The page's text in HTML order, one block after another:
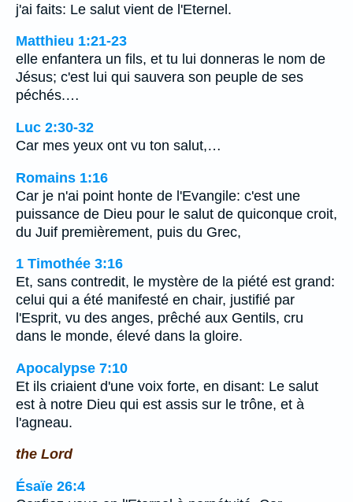
j'ai faits: Le salut vient de l'Eternel.
Matthieu 1:21-23
elle enfantera un fils, et tu lui donneras le nom de
Jésus; c'est lui qui sauvera son peuple de ses
péchés.…
Luc 2:30-32
Car mes yeux ont vu ton salut,…
Romains 1:16
Car je n'ai point honte de l'Evangile: c'est une
puissance de Dieu pour le salut de quiconque croit,
du Juif premièrement, puis du Grec,
1 Timothée 3:16
Et, sans contredit, le mystère de la piété est grand:
celui qui a été manifesté en chair, justifié par
l'Esprit, vu des anges, prêché aux Gentils, cru
dans le monde, élevé dans la gloire.
Apocalypse 7:10
Et ils criaient d'une voix forte, en disant: Le salut
est à notre Dieu qui est assis sur le trône, et à
l'agneau.
the Lord
Ésaïe 26:4